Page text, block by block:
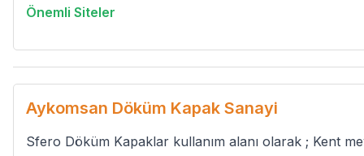
Önemli Siteler
Aykomsan Döküm Kapak Sanayi
Sfero Döküm Kapaklar kullanım alanı olarak ; Kent